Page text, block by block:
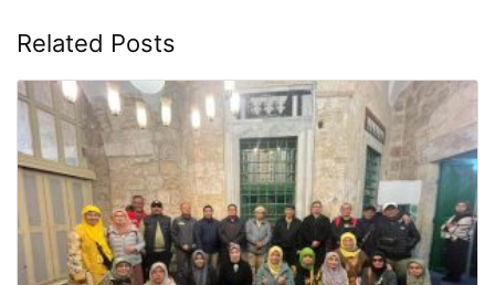
Related Posts